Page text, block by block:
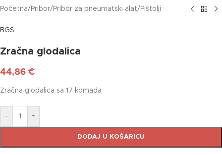
Početna/ Pribor/ Pribor za pneumatski alat/ Pištolji
BGS
Zračna glodalica
44,86 €
Zračna glodalica sa 17 komada
- +
DODAJ U KOŠARICU